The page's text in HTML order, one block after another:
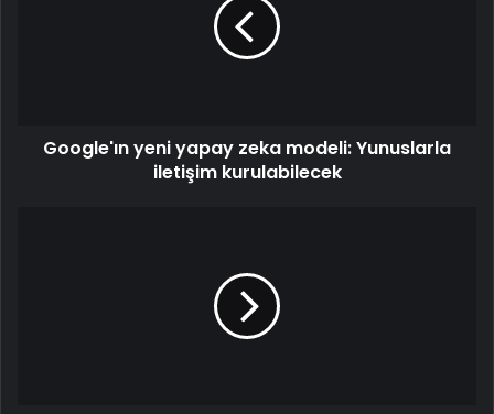
Google'ın yeni yapay zeka modeli: Yunuslarla
iletişim kurulabilecek